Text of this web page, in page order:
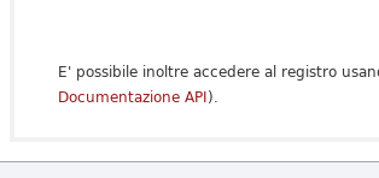
E' possibile inoltre accedere al registro
Documentazione API).